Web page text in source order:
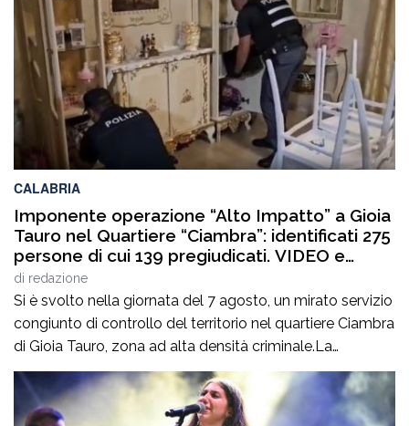
CALABRIA
Imponente operazione “Alto Impatto” a Gioia
Tauro nel Quartiere “Ciambra”: identificati 275
persone di cui 139 pregiudicati. VIDEO e
DETTAGLI
di redazione
Si è svolto nella giornata del 7 agosto, un mirato servizio
congiunto di controllo del territorio nel quartiere Ciambra
di Gioia Tauro, zona ad alta densità criminale.La
complessa attività interforze, ad alto impatto, ha
permesso di effettuare 24 perquisizioni domiciliari,
identificare 275 soggetti, di cui 139 pregiudicati e di